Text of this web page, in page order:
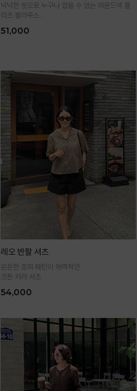
넉넉한 핏으로 누구나 입을 수 있는 라운드넥 플
리츠 블라우스
51,000
레오 반팔 셔츠
은은한 호피 패턴이 매력적인
코튼 카라 셔츠
54,000